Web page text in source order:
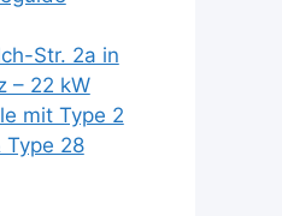
Str. 2a in
– 22 kW
mit Type 2
Type 28